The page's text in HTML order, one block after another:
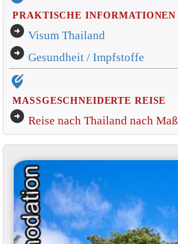
PRAKTISCHE INFORMATIONEN
arrow_circle_right Visum Thailand
arrow_circle_right Gesundheit / Impfstoffe
edit_location_alt
MASSGESCHNEIDERTE REISE
arrow_circle_right Reise nach Thailand nach Maß